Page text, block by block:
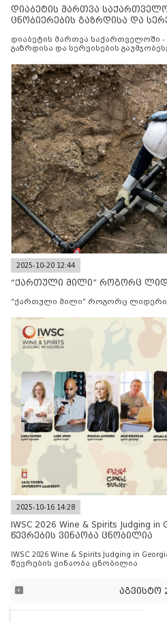
დიაბეტის მართვა
ცნობიერების გაზრდისა და
დიაბეტის მართვა საქართველოში
გაზრდისა და სერვისების
2025-10-20 12:44
“ქართული მილი” როგორც
“ქართული მილი” როგორც ლიდერი
2025-10-16 14:28
IWSC 2026 Wine & Spirits Judging
წევრების ვინაობა ცნობილია
IWSC 2026 Wine & Spirits Judging in
წევრების ვინაობა ცნობილია
აგვისტო